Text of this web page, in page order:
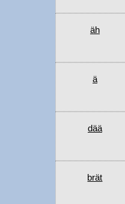
äh
ä
dää
brät